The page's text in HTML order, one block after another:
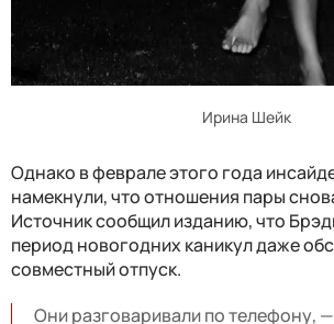
Ирина Шейк
Однако в феврале этого года
намекнули, что отношения пары
Источник сообщил изданию, что
период новогодних каникул даже
совместный отпуск.
Они разговаривали по телефону,